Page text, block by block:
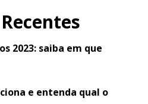
2023: saiba em que
e entenda qual o